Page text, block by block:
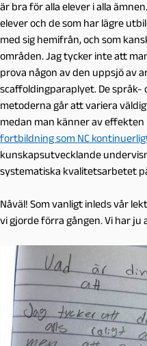
är bra för alla elever i alla
elever och de som har lägre
med sig hemifrån, och som
områden. Jag tycker inte att
prova någon av den uppsjö av
scaffoldingparaplyet. De
metoderna går att variera
medan man känner av effekten
fortbildning som NC
kunskapsutvecklande
systematiska kvalitetsarbetet
Nåväl! Som vanligt inleds vår
vi gjorde förra gången. Vi har ju